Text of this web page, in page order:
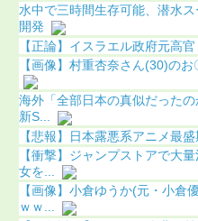
水中で三時間生存可能、潜水
開発
【正論】イスラエル政府元高
【画像】村重杏奈さん(30)の
海外「全部日本の真似だった
新S...
【悲報】日本露悪系アニメ最
【衝撃】ジャンプストアで大
女を...
【画像】小倉ゆうか(元・小倉
ｗｗ...